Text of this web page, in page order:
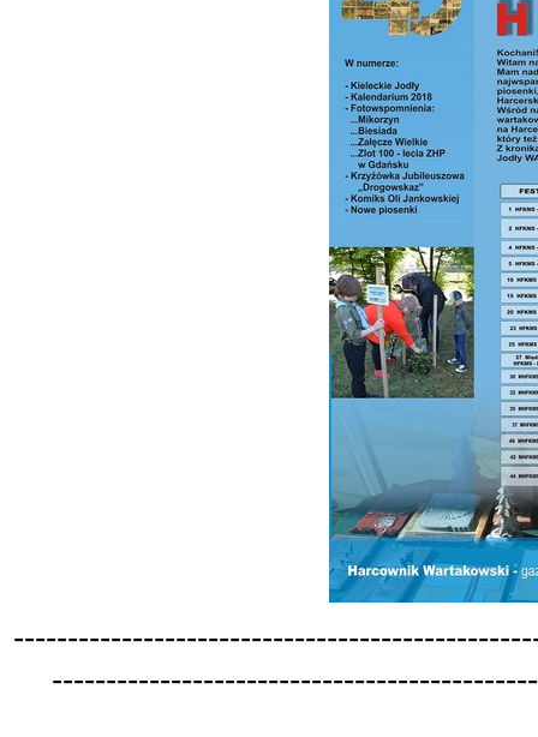
------------------------------------------------
---------------------------------------------